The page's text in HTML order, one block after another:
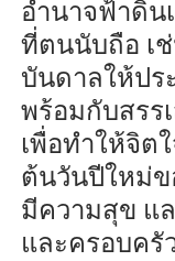
อำนาจฟ้าดิ
ที่ตนนับถือ เ
บันดาลให้ป
พร้อมกับสรร
เพื่อทำให้จิต
ต้นวันปีใหม่ข
มีความสุข แ
และครอบครั